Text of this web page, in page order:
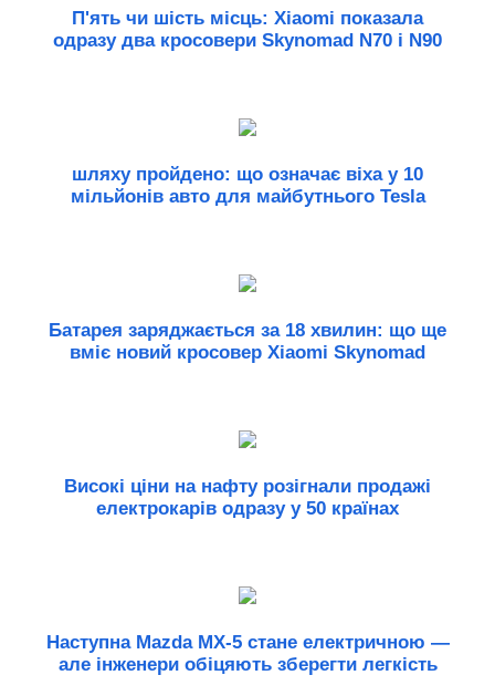
П'ять чи шість місць: Xiaomi показала
одразу два кросовери Skynomad N70 і N90
шляху пройдено: що означає віха у 10
мільйонів авто для майбутнього Tesla
Батарея заряджається за 18 хвилин: що ще
вміє новий кросовер Xiaomi Skynomad
Високі ціни на нафту розігнали продажі
електрокарів одразу у 50 країнах
Наступна Mazda MX-5 стане електричною —
але інженери обіцяють зберегти легкість